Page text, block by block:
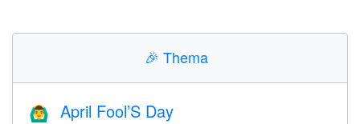
🎉 Thema
🙆‍♂️ April Fool’S Day